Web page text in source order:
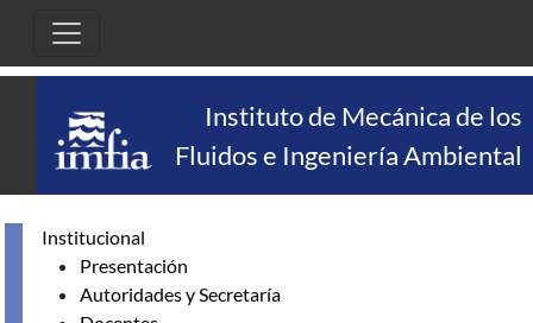
Instituto de Mecánica de los
Fluidos e Ingeniería Ambiental
Institucional
Presentación
Autoridades y Secretaría